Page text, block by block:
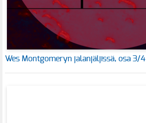
Wes Montgomeryn jalanjäljissä, osa 3/4